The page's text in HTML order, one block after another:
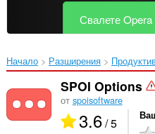
Свалете Opera
Начало Разширения
SPOI Options
от spoisoftware
3.6/ 5